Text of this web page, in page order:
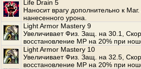
Life Drain 5
Наносит врагу дополнительно к
нанесенного урона.
Light Armor Mastery 9
Увеличивает Физ. Защ. на 30.1,
восстановление MP на 20% при
Light Armor Mastery 10
Увеличивает Физ. Защ. на 32.5,
восстановление MP на 20% при